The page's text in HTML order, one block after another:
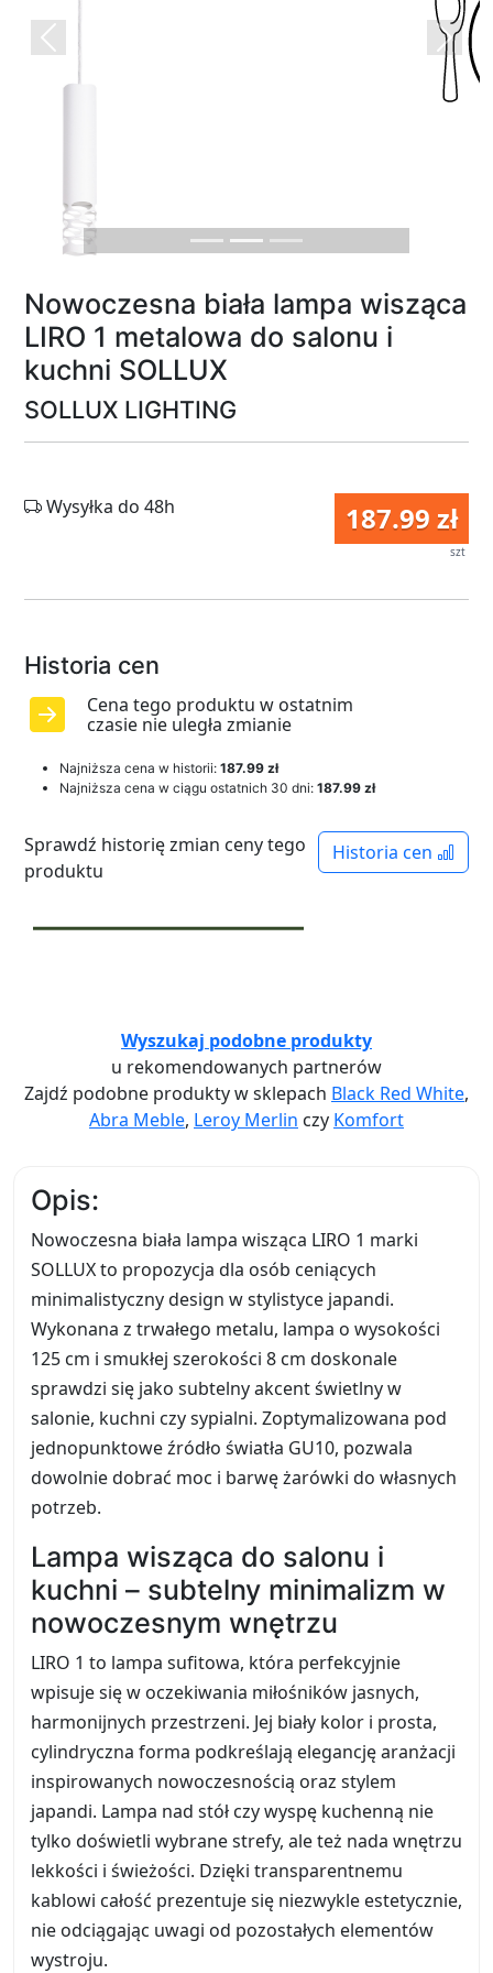
Previous Next
Nowoczesna biała lampa wisząca
LIRO 1 metalowa do salonu i
kuchni SOLLUX
SOLLUX LIGHTING
187.99 zł
szt
Wysyłka do 48h
Historia cen
Cena tego produktu w ostatnim
czasie nie uległa zmianie
Najniższa cena w historii: 187.99 zł
Najniższa cena w ciągu ostatnich 30 dni: 187.99 zł
Historia cen
Sprawdź historię zmian ceny tego
produktu
Wyszukaj podobne produkty
u rekomendowanych partnerów
Zajdź podobne produkty w sklepach Black Red White,
Abra Meble, Leroy Merlin czy Komfort
Opis:
Nowoczesna biała lampa wisząca LIRO 1 marki
SOLLUX to propozycja dla osób ceniących
minimalistyczny design w stylistyce japandi.
Wykonana z trwałego metalu, lampa o wysokości
125 cm i smukłej szerokości 8 cm doskonale
sprawdzi się jako subtelny akcent świetlny w
salonie, kuchni czy sypialni. Zoptymalizowana pod
jednopunktowe źródło światła GU10, pozwala
dowolnie dobrać moc i barwę żarówki do własnych
potrzeb.
Lampa wisząca do salonu i
kuchni – subtelny minimalizm w
nowoczesnym wnętrzu
LIRO 1 to lampa sufitowa, która perfekcyjnie
wpisuje się w oczekiwania miłośników jasnych,
harmonijnych przestrzeni. Jej biały kolor i prosta,
cylindryczna forma podkreślają elegancję aranżacji
inspirowanych nowoczesnością oraz stylem
japandi. Lampa nad stół czy wyspę kuchenną nie
tylko doświetli wybrane strefy, ale też nada wnętrzu
lekkości i świeżości. Dzięki transparentnemu
kablowi całość prezentuje się niezwykle estetycznie,
nie odciągając uwagi od pozostałych elementów
wystroju.